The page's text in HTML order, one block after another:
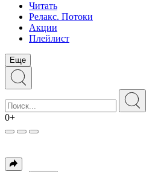
Читать
Релакс. Потоки
Акции
Плейлист
Еще
0+